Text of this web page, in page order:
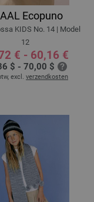
Ecopuno
KIDS No. 14 | Model
12
€ - 60,16 €
$ - 70,00 $
excl. verzendkosten